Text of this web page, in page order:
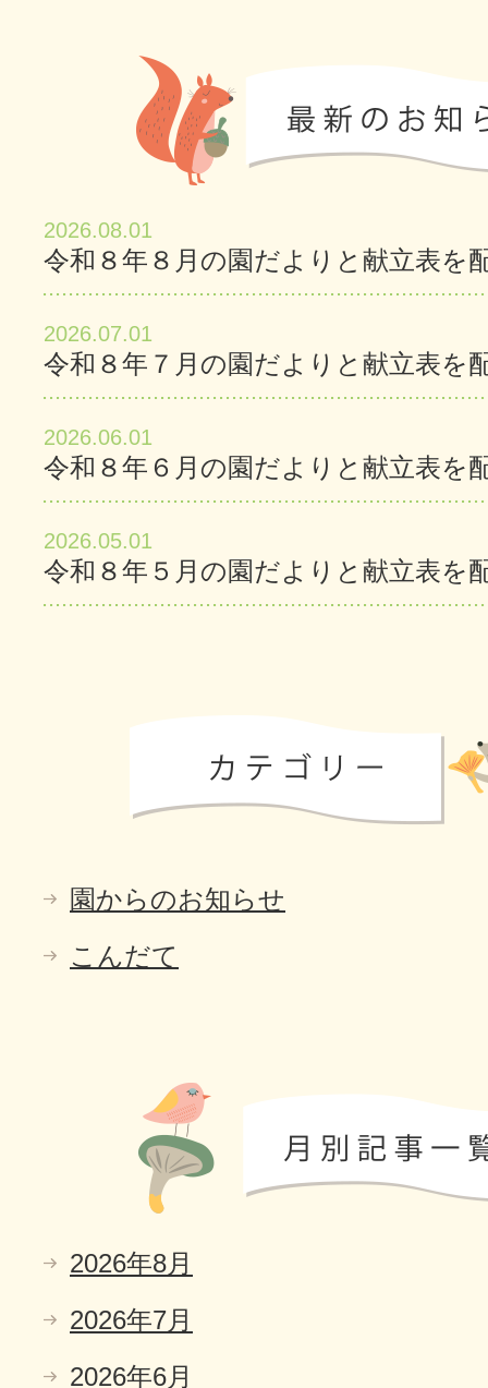
2026.08.01
令和８年８月の園だよりと献立表を
2026.07.01
令和８年７月の園だよりと献立表を
2026.06.01
令和８年６月の園だよりと献立表を
2026.05.01
令和８年５月の園だよりと献立表を
園からのお知らせ
こんだて
2026年8月
2026年7月
2026年6月